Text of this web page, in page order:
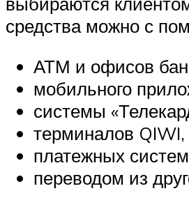
средства можно с
АТМ и офисов
мобильного
системы
терминалов QIWI,
платежных
переводом из